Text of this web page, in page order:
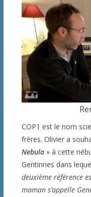
COP1 est le nom
frères. Olivier a
Nebula» à cette
Gentinnes dans
deuxième référence
maman s’appelle